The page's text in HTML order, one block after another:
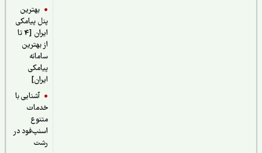
بهترین
پنل پیامکی
ایران [4 تا
از بهترین
سامانه
پیامکی
آشنایی با
خدمات
اسنپ‌فود در